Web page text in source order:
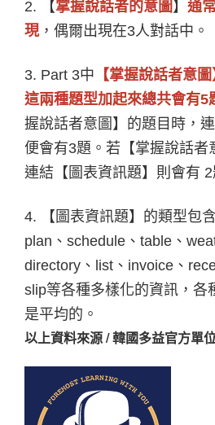
2. 【掌握說話者的意圖】 通
現，偶爾出現在3人對話中。
3. Part 3中 【掌握說話者意
這兩種題型加起來總共會有5
握說話者意圖】的題目時，
便會有3題。若【掌握說話者
連結【圖表資訊題】則會有 2
4.
【圖表資訊題】的類型包
plan、schedule、table、
directory、list、invoice、
slip等各種多樣化的資訊，各
是平均的。
以上資料來源 / 韓國多益官方單